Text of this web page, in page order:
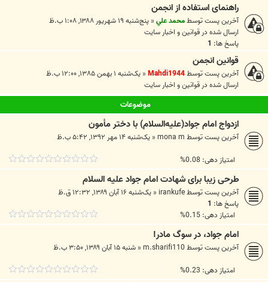
راهنمای استفاده از انجمن
آخرین پست توسطمحمد علي « پنج‌شنبه ۱۹ شهریور ۱۳۸۸, ۱:۰۸ ب.ظ
ارسال شده در قوانين و اخبار سايت
پاسخ ها: 1
قوانین انجمن
آخرین پست توسطMahdi1944
« یک‌شنبه ۱ بهمن ۱۳۸۵, ۱۲:۰۰ ب.ظ
ارسال شده در قوانين و اخبار سايت
موضوعات
ازدواج امام جواد(علیه‌السلام) با دختر مأمون
آخرین پست توسط mona m
« یک‌شنبه ۱۴ مهر ۱۳۹۲, ۵:۴۲ ب.ظ
امتیاز دهی: 0.08%
طرحی زیبا برای شهادت امام جواد علیه السلام
آخرین پست توسطirankufe
« یک‌شنبه ۱۶ آبان ۱۳۸۹, ۱۲:۳۲ ق.ظ
پاسخ ها: 1
امتیاز دهی: 0.15%
امام جواد، در سوگ مادر!
آخرین پست توسط m.sharifi110
« شنبه ۱۵ آبان ۱۳۸۹, ۳:۵۰ ب.ظ
امتیاز دهی: 0.23%